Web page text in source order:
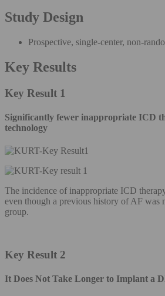
Study Design
Prospective, single-center, non-
Key Results
Key Result 1
Significantly fewer inappropriate ICD
technology
The incidence of inappropriate ICD
even though a previous history of AF was
group.
Key Result 2
It Does Not Take Longer to Implant a